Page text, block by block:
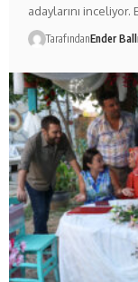
adaylarını inceliyor.
TarafındanEnder